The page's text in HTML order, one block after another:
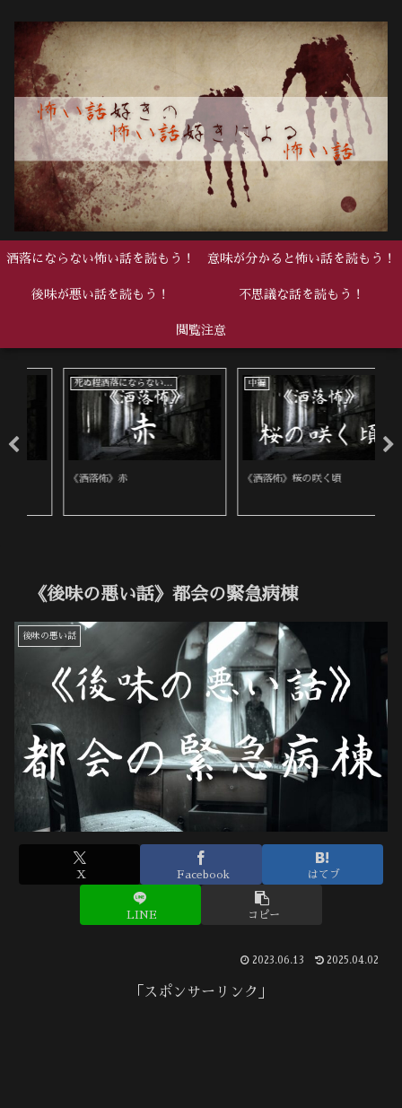
洒落にならない怖い話を読もう！ 意味が分かると怖い話を読もう！
後味が悪い話を読もう！ 不思議な話を読もう！
閲覧注意
死ぬ程洒落にならない怖い話
《洒落怖》赤 《洒落怖》桜の咲く頃
《後味の悪い話》都会の緊急病棟
後味の悪い話
X Facebook はてブ
LINE コピー
2023.06.13 2025.04.02
「スポンサーリンク」